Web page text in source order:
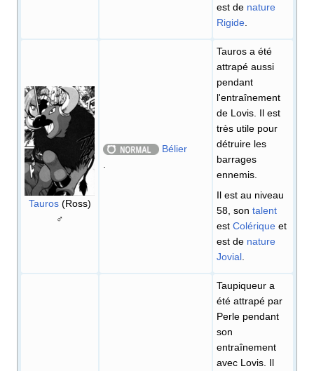
est de nature
Rigide
Tauros(Ross)
♂
Bélier
Tauros a été
attrapé aussi
pendant
l'entraînement
de Lovis. Il est
très utile pour
détruire les
barrages
ennemis.
Il est au niveau
58, son talent
est Colérique et
est de nature
Jovial
Taupiqueur a
été attrapé par
Perle pendant
son
entraînement
avec Lovis. Il